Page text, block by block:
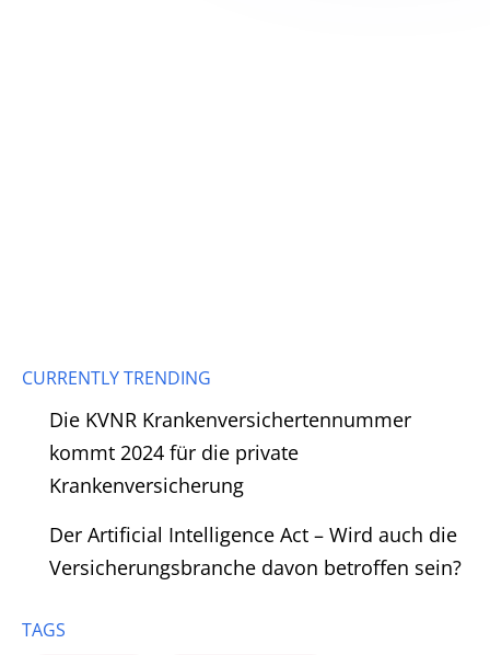
CURRENTLY TRENDING
Die KVNR Krankenversichertennummer
kommt 2024 für die private
Krankenversicherung
Der Artificial Intelligence Act – Wird auch die
Versicherungsbranche davon betroffen sein?
TAGS